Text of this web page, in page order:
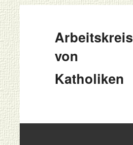
Arbeitskreis
von
Katholiken